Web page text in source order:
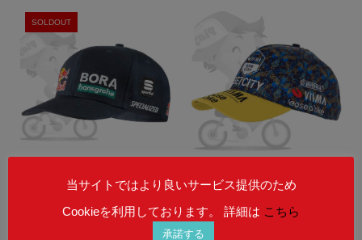
SOLDOUT
ll BORA hansgrohe(レッドブ
ルボラハンスグローエ)Sna...
マ)lease a bike(リースアバイ
ク)Podium CAP(ポディウム...
¥19,800
当サイトではより良いサービス提供のため
Cookieを利用しております。 詳細は こちら
承諾する